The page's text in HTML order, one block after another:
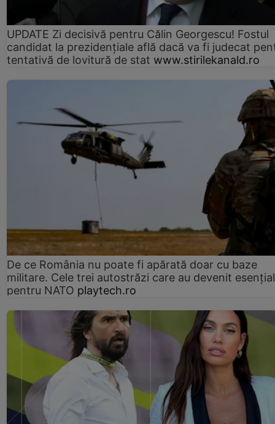
UPDATE Zi decisivă pentru Călin Georgescu! Fostul
candidat la prezidențiale află dacă va fi judecat
tentativă de lovitură de stat www.stirilekanald.ro
De ce România nu poate fi apărată doar cu baze
militare. Cele trei autostrăzi care au devenit
pentru NATO playtech.ro